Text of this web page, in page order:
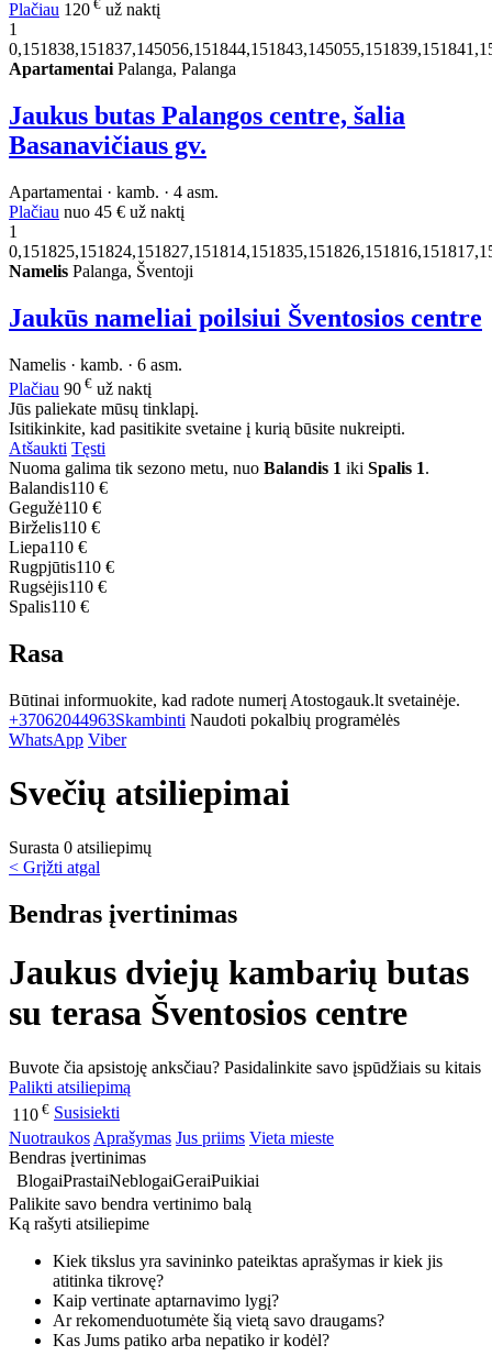
Plačiau 120 € už naktį
1
Apartamentai Palanga, Palanga
Jaukus butas Palangos centre, šalia
Basanavičiaus gv.
Apartamentai · kamb. · 4 asm.
Plačiau nuo 45 € už naktį
1
Namelis Palanga, Šventoji
Jaukūs nameliai poilsiui Šventosios centre
Namelis · kamb. · 6 asm.
Plačiau 90 € už naktį
Jūs paliekate mūsų tinklapį.
Isitikinkite, kad pasitikite svetaine į kurią būsite nukreipti.
Atšaukti Tęsti
Nuoma galima tik sezono metu, nuo Balandis 1 iki Spalis 1.
Balandis110 €
Gegužė110 €
Birželis110 €
Liepa110 €
Rugpjūtis110 €
Rugsėjis110 €
Spalis110 €
Rasa
Būtinai informuokite, kad radote numerį Atostogauk.lt svetainėje.
+37062044963Skambinti Naudoti pokalbių programėlės
WhatsApp Viber
Svečių atsiliepimai
Surasta 0 atsiliepimų
< Grįžti atgal
Bendras įvertinimas
Jaukus dviejų kambarių butas
su terasa Šventosios centre
Buvote čia apsistoję anksčiau? Pasidalinkite savo įspūdžiais su kitais
Palikti atsiliepimą
110 € Susisiekti
Nuotraukos Aprašymas Jus priims Vieta mieste
Bendras įvertinimas
BlogaiPrastaiNeblogaiGeraiPuikiai
Palikite savo bendra vertinimo balą
Ką rašyti atsiliepime
Kiek tikslus yra savininko pateiktas aprašymas ir kiek jis
atitinka tikrovę?
Kaip vertinate aptarnavimo lygį?
Ar rekomenduotumėte šią vietą savo draugams?
Kas Jums patiko arba nepatiko ir kodėl?